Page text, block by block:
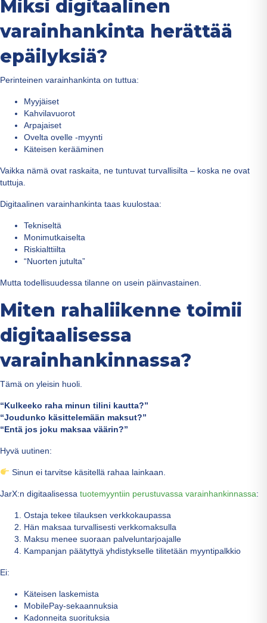
Miksi digitaalinen
varainhankinta herättää
epäilyksiä?
Perinteinen varainhankinta on tuttua:
Myyjäiset
Kahvilavuorot
Arpajaiset
Ovelta ovelle -myynti
Käteisen kerääminen
Vaikka nämä ovat raskaita, ne tuntuvat turvallisilta – koska ne ovat
tuttuja.
Digitaalinen varainhankinta taas kuulostaa:
Tekniseltä
Monimutkaiselta
Riskialttiilta
“Nuorten jutulta”
Mutta todellisuudessa tilanne on usein päinvastainen.
Miten rahaliikenne toimii
digitaalisessa
varainhankinnassa?
Tämä on yleisin huoli.
“Kulkeeko raha minun tilini kautta?”
“Joudunko käsittelemään maksut?”
“Entä jos joku maksaa väärin?”
Hyvä uutinen:
Sinun ei tarvitse käsitellä rahaa lainkaan.
JarX:n digitaalisessa tuotemyyntiin perustuvassa varainhankinnassa:
Ostaja tekee tilauksen verkkokaupassa
Hän maksaa turvallisesti verkkomaksulla
Maksu menee suoraan palveluntarjoajalle
Kampanjan päätyttyä yhdistykselle tilitetään myyntipalkkio
Ei:
Käteisen laskemista
MobilePay-sekaannuksia
Kadonneita suorituksia